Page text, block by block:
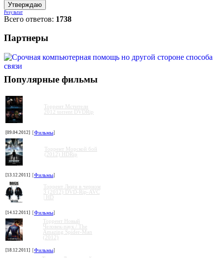
Результат
Всего ответов: 1738
Партнеры
Популярные фильмы
Торрент Мстители
2012 torrent DVDRip
[09.04.2012] [Фильмы]
Торрент Морской бой
(2012) HDRip
[13.12.2011] [Фильмы]
Торрент Люди в черном
3 (2012) DVD-Rip-AVC
| HD
[14.12.2011] [Фильмы]
Торрент Новый
Человек-паук / The
Amazing Spider-Man
(2012)
[18.12.2011] [Фильмы]